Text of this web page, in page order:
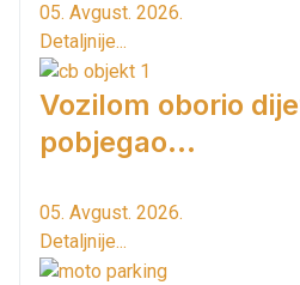
05. Avgust. 2026.
Detaljnije...
Vozilom oborio
pobjegao...
05. Avgust. 2026.
Detaljnije...